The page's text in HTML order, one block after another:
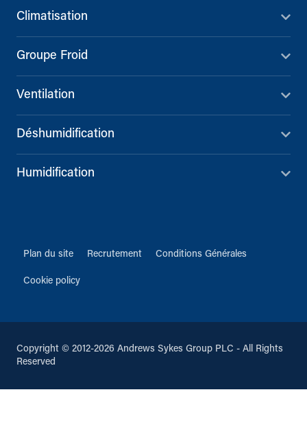
Climatisation
Groupe Froid
Ventilation
Déshumidification
Humidification
Plan du site Recrutement Conditions Générales
Cookie policy
Copyright © 2012-2026 Andrews Sykes Group PLC - All Rights
Reserved